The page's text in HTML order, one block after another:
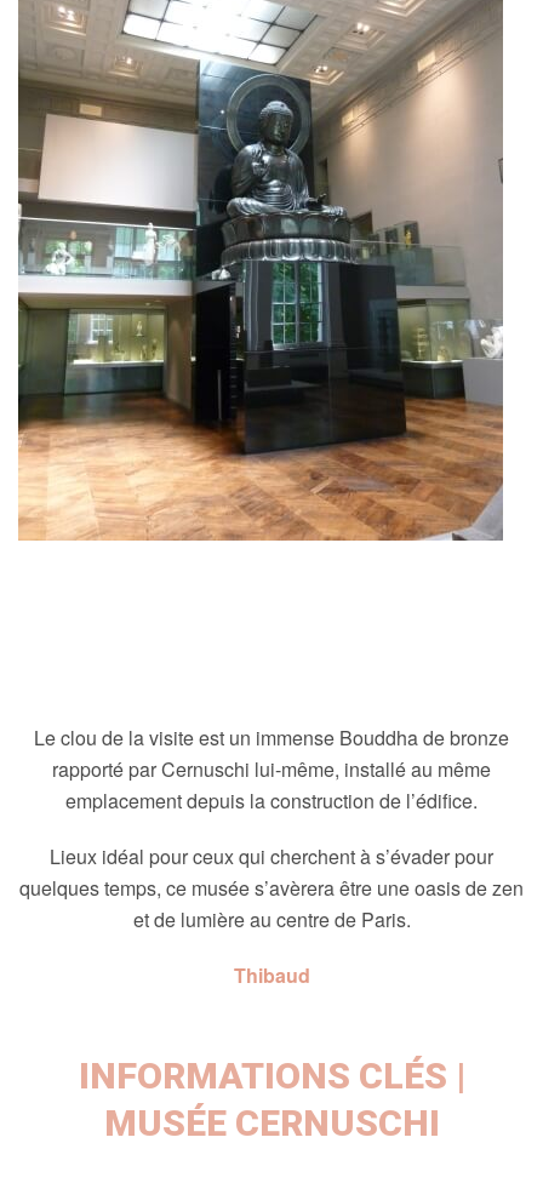
Le clou de la visite est un immense Bouddha de bronze
rapporté par Cernuschi lui-même, installé au même
emplacement depuis la construction de l’édifice.
Lieux idéal pour ceux qui cherchent à s’évader pour
quelques temps, ce musée s’avèrera être une oasis de zen
et de lumière au centre de Paris.
Thibaud
INFORMATIONS CLÉS |
MUSÉE CERNUSCHI